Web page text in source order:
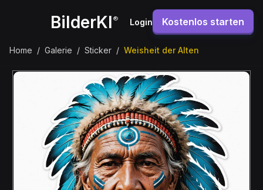
BilderKI® Login Kostenlos starten
Home / Galerie / Sticker / Weisheit der Alten